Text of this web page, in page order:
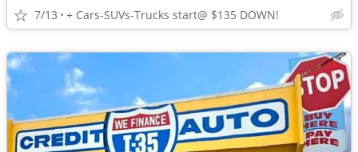
7/13 + Cars-SUVs-Trucks start@ $135 DOWN!